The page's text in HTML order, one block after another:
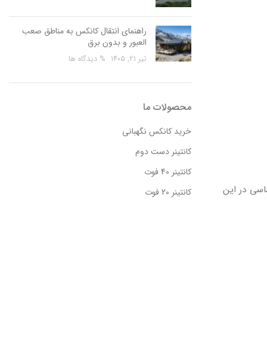
در این
راهنمای انتقال کانکس به مناطق صعب
العبور و بدون برق
تیر 21, 1405 % دیدگاه ها
محصولات ما
خرید کانکس نگهبانی
کانتینر دست دوم
کانتینر 40 فوت
کانتینر 20 فوت